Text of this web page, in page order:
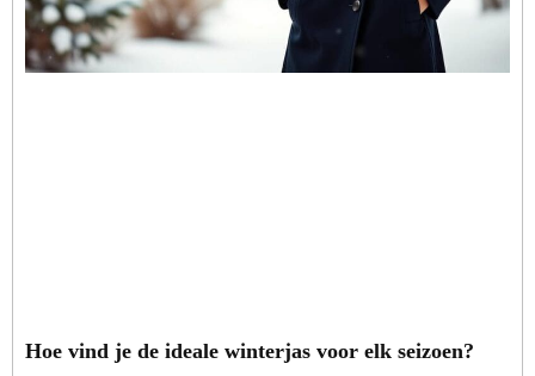
Hoe vind je de ideale winterjas voor elk seizoen?